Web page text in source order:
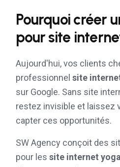
Pourquoi créer
poursite
Aujourd'hui, vos clients
professionnel site
sur Google. Sans site
restez invisible et laissez
capter ces opportunités.
SW Agency conçoit des
pour les site internet yoga